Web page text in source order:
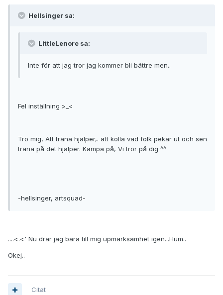
Hellsinger sa:
LittleLenore sa:
Inte för att jag tror jag kommer bli bättre men..
Fel inställning >_<
Tro mig, Att träna hjälper,. att kolla vad folk pekar ut och sen
träna på det hjälper. Kämpa på, Vi tror på dig ^^
-hellsinger, artsquad-
....<.<' Nu drar jag bara till mig upmärksamhet igen...Hum..
Okej..
Citat